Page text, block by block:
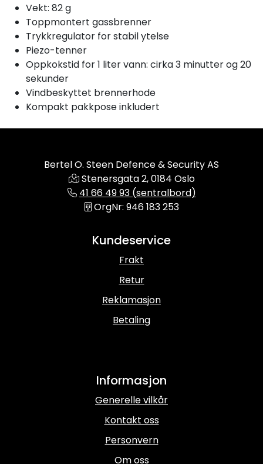
Vekt: 82 g
Toppmontert gassbrenner
Trykkregulator for stabil ytelse
Piezo-tenner
Oppkokstid for 1 liter vann: cirka 3 minutter og 20
sekunder
Vindbeskyttet brennerhode
Kompakt pakkpose inkludert
Bertel O. Steen Defence & Security AS
Stenersgata 2, 0184 Oslo
41 66 49 93 (sentralbord)
OrgNr: 946 183 253
Kundeservice
Frakt
Retur
Reklamasjon
Betaling
Informasjon
Generelle vilkår
Kontakt oss
Personvern
Om oss